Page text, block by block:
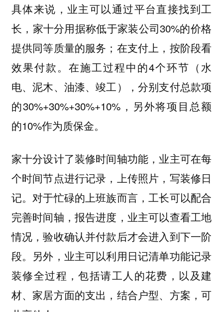
具体来说，业主可以通过平台直接找到工
长，家十分用据称低于家装公司30%的价格
提供同等质量的服务；在支付上，按阶段看
效果付款。在施工过程中的4个环节（水
电、泥木、油漆、竣工），分别支付总款项
的30%+30%+30%+10%，另外将项目总额
的10%作为质保金。
家十分设计了装修时间轴功能，业主可在每
个时间节点进行记录，上传照片，写装修日
记。对于忙碌的上班族而言，工长可以配合
完善时间轴，报告进度，业主可以查看工地
情况，验收确认并付款后才会进入到下一阶
段。另外，业主可以利用日记清单功能记录
装修全过程，包括请工人的花费，以及建
材、家居方面的支出，结合户型、方案，可